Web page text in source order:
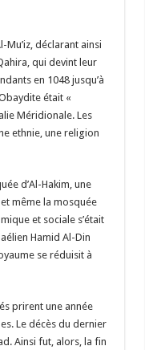
Mu’iz, déclarant ainsi
qui devint leur
en 1048 jusqu’à
était «
Méridionale. Les
ethnie, une religion
d’Al-Hakim, une
même la mosquée
et sociale s’était
Hamid Al-Din
se réduisit à
prirent une année
Le décès du dernier
Ainsi fut, alors, la fin